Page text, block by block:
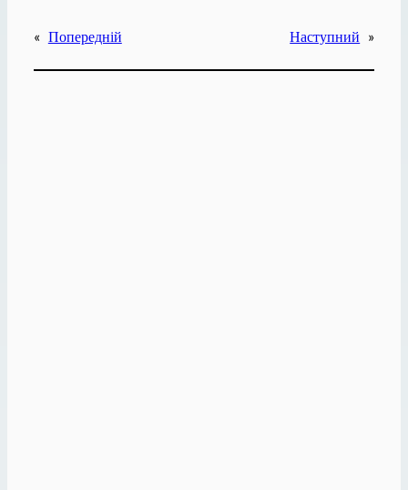
« Попередній Наступний »